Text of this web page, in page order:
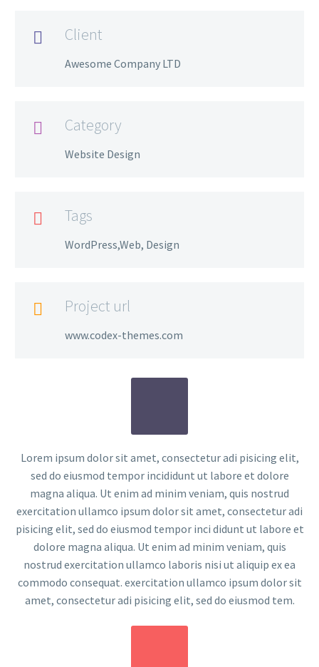
 Client
Awesome Company LTD
 Category
Website Design
 Tags
WordPress,Web, Design
 Project url
www.codex-themes.com
Lorem ipsum dolor sit amet, consectetur adi pisicing elit,
sed do eiusmod tempor incididunt ut labore et dolore
magna aliqua. Ut enim ad minim veniam, quis nostrud
exercitation ullamco ipsum dolor sit amet, consectetur adi
pisicing elit, sed do eiusmod tempor inci didunt ut labore et
dolore magna aliqua. Ut enim ad minim veniam, quis
nostrud exercitation ullamco laboris nisi ut aliquip ex ea
commodo consequat. exercitation ullamco ipsum dolor sit
amet, consectetur adi pisicing elit, sed do eiusmod tem.